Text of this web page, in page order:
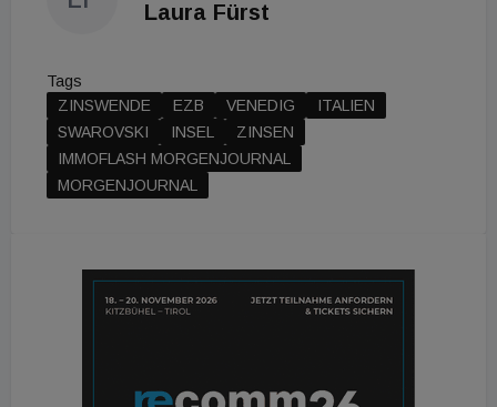
Laura Fürst
Tags
ZINSWENDE
EZB VENEDIG
ITALIEN
SWAROVSKI
INSEL
ZINSEN
IMMOFLASH MORGENJOURNAL
MORGENJOURNAL